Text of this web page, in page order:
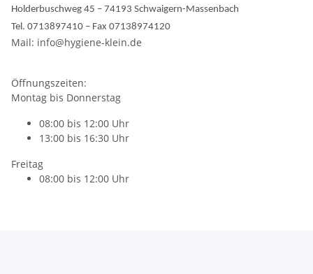
Holderbuschweg 45 – 74193 Schwaigern-Massenbach
Tel. 0713897410 – Fax 07138974120
Mail: info@hygiene-klein.de
Öffnungszeiten:
Montag bis Donnerstag
08:00 bis 12:00 Uhr
13:00 bis 16:30 Uhr
Freitag
08:00 bis 12:00 Uhr